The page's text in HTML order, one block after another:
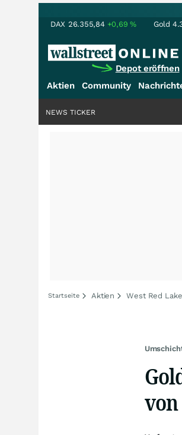
DAX 26.355,84 +0,69% Gold
Depot eröffnen
Aktien Community
NEWS TICKER
Startseite Aktien West Red